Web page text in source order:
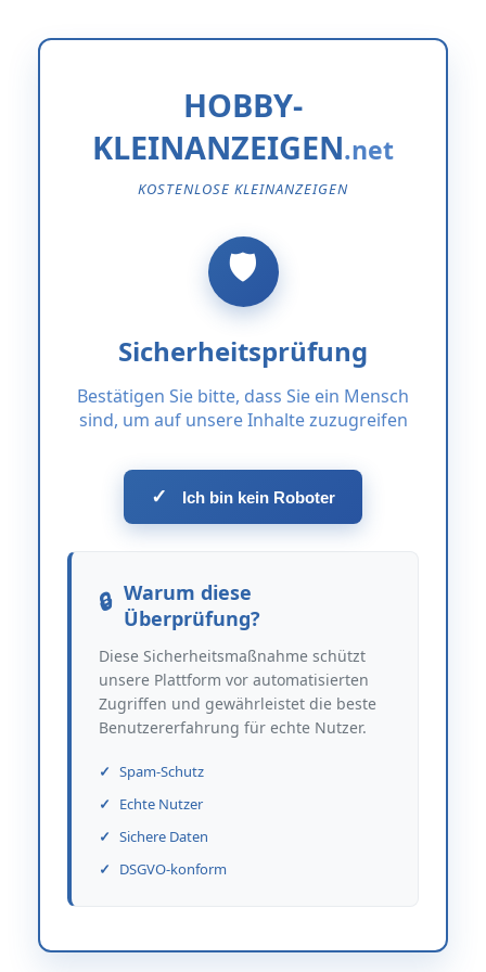
HOBBY-
KLEINANZEIGEN
KOSTENLOSE KLEINANZEIGEN
Sicherheitsprüfung
Bestätigen Sie bitte, dass Sie ein Mensch
sind, um auf unsere Inhalte zuzugreifen
✓ Ich bin kein Roboter
Warum diese
Überprüfung?
Diese Sicherheitsmaßnahme schützt
unsere Plattform vor automatisierten
Zugriffen und gewährleistet die beste
Benutzererfahrung für echte Nutzer.
Spam-Schutz
Echte Nutzer
Sichere Daten
DSGVO-konform